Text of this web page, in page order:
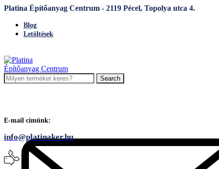
Platina Építőanyag Centrum - 2119 Pécel, Topolya utca 4.
Blog
Letöltések
Search
E-mail címünk:
info@platinaker.hu